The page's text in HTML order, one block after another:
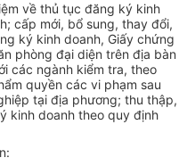
về thủ tục đăng ký kinh
cấp mới, bổ sung, thay đổi,
ký kinh doanh, Giấy chứng
phòng đại diện trên địa bàn
các ngành kiểm tra, theo
quyền các vi phạm sau
tại địa phương; thu thập,
kinh doanh theo quy định